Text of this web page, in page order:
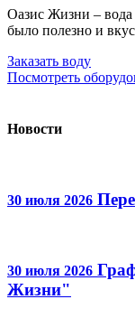
Оазис Жизни – вода
было полезно и
Заказать воду
Посмотреть
Новости
30 июля 2026
30 июля 2026
Жизни"